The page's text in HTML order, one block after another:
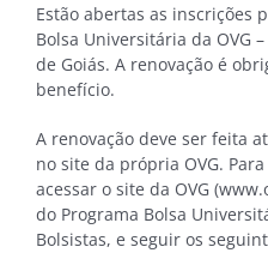
Estão abertas as inscrições
Bolsa Universitária da OVG
de Goiás. A renovação é
benefício.
A renovação deve ser feita
no site da própria OVG.
acessar o site da OVG
do Programa Bolsa
Bolsistas, e seguir os